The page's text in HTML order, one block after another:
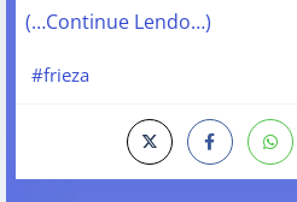
(…Continue Lendo…)
#frieza